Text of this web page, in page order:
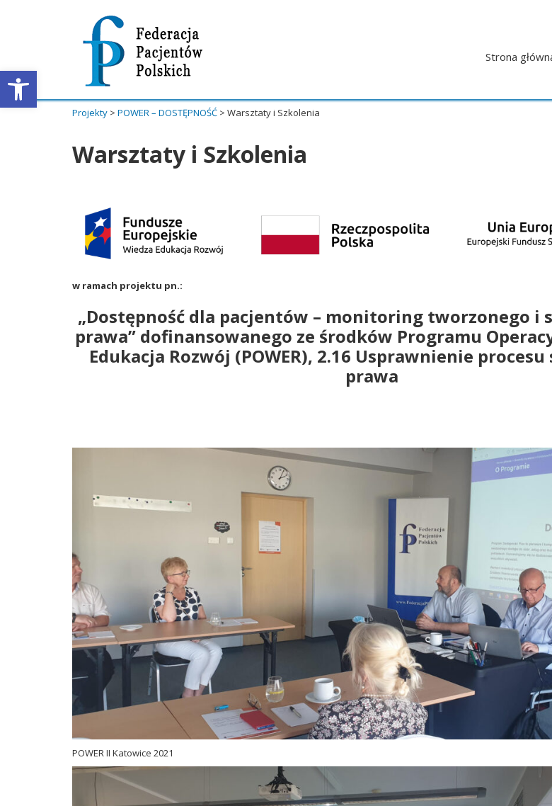
Otwórz pasek narzędzi
Strona
Projekty > POWER – DOSTĘPNOŚĆ > Warsztaty i Szkolenia
Warsztaty i Szkolenia
w ramach projektu pn.:
„Dostępność dla pacjentów – monitoring tworzonego i
prawa” dofinansowanego ze środków Programu
Edukacja Rozwój (POWER), 2.16 Usprawnienie
prawa
POWER II Katowice 2021